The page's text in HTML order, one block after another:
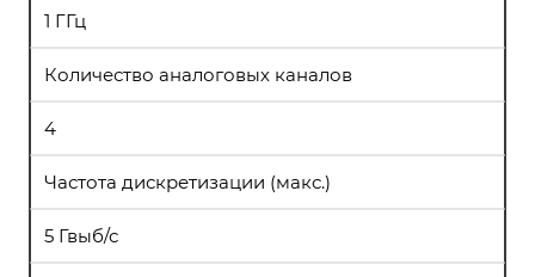
1 ГГц
Количество аналоговых каналов
4
Частота дискретизации (макс.)
5 Гвыб/с